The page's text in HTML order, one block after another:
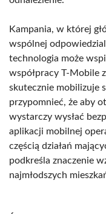
Kampania, w której
wspólnej
technologia może
współpracy T-Mobile
skutecznie mobilizuje
przypomnieć, że aby
wystarczy wysłać
aplikacji mobilnej
częścią działań
podkreśla znaczenie
najmłodszych